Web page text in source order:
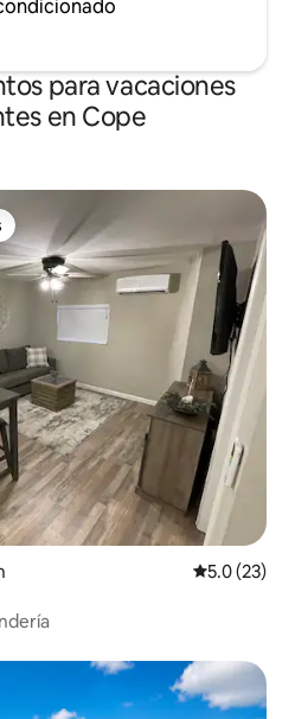
para vacaciones
en Cope
Calificación
5.0 (23)